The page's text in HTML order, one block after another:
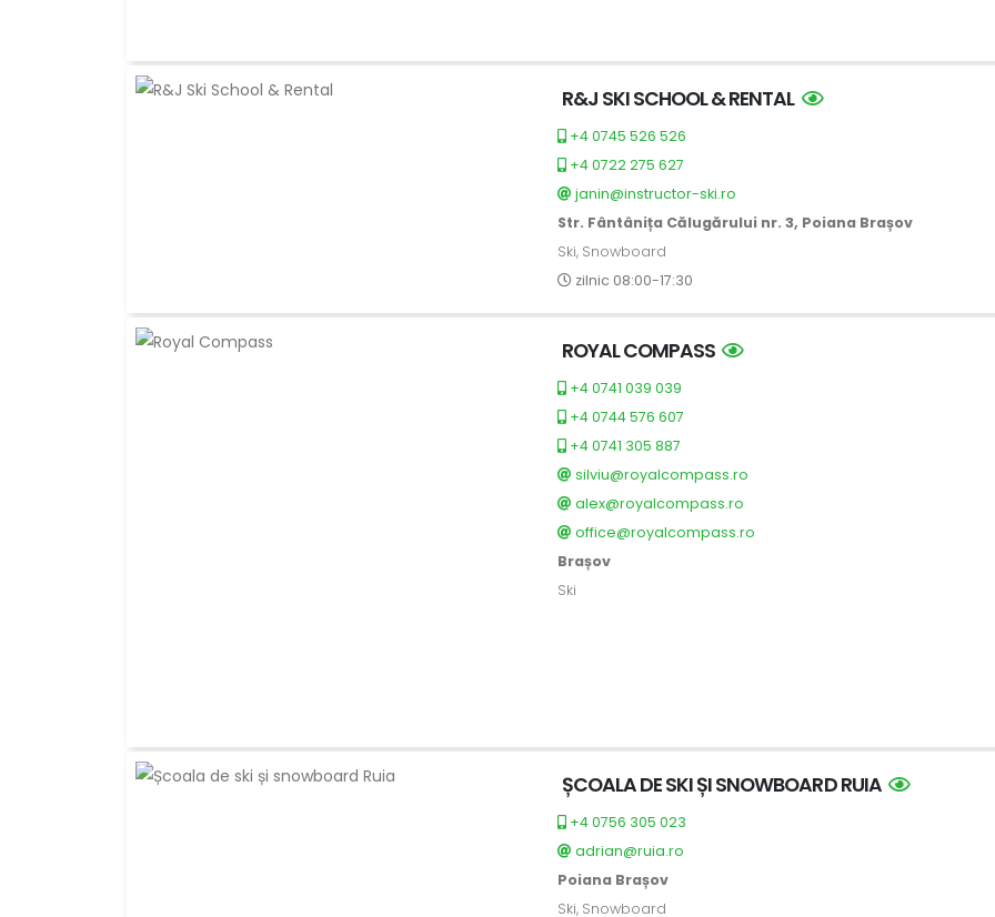
R&J SKI SCHOOL & RENTAL
+4 0745 526 526
+4 0722 275 627
janin@instructor-ski.ro
Str. Fântânița Călugărului nr. 3, Poiana Brașov
Ski, Snowboard
zilnic 08:00-17:30
ROYAL COMPASS
+4 0741 039 039
+4 0744 576 607
+4 0741 305 887
silviu@royalcompass.ro
alex@royalcompass.ro
office@royalcompass.ro
Brașov
Ski
ȘCOALA DE SKI ȘI SNOWBOARD RUIA
+4 0756 305 023
adrian@ruia.ro
Poiana Brașov
Ski, Snowboard